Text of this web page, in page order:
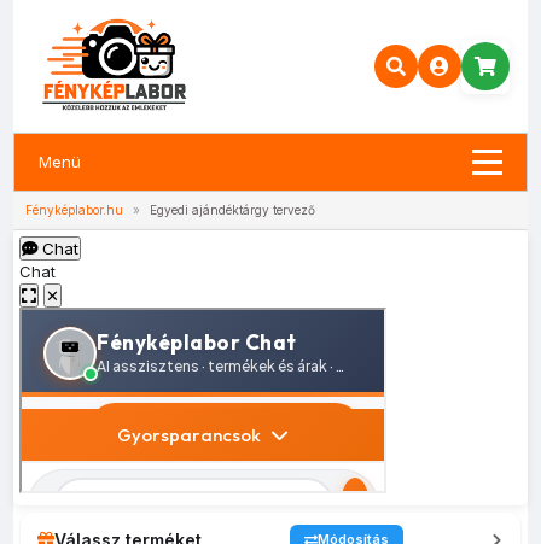
Menü
Fényképlabor.hu » Egyedi ajándéktárgy tervező
Chat
Chat
✕
Válassz terméket Módosítás